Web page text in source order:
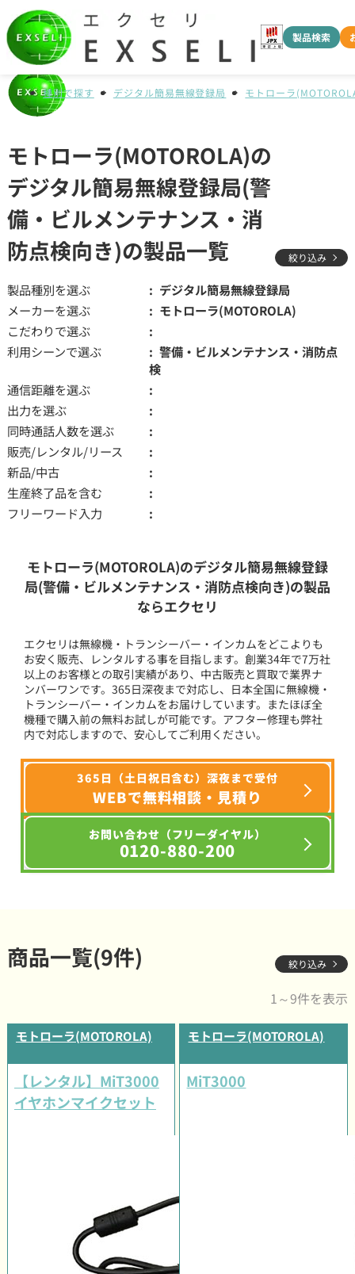
製品検索
種別で探す デジタル簡易無線登録局 モトローラ
モトローラ(MOTOROLA)の
デジタル簡易無線登録局(警
備・ビルメンテナンス・消
防点検向き)の製品一覧
絞り込み
製品種別を選ぶ
デジタル簡易無線登録局
メーカーを選ぶ
モトローラ(MOTOROLA)
こだわりで選ぶ
利用シーンで選ぶ
警備・ビルメンテナンス・消防点
検
通信距離を選ぶ
出力を選ぶ
同時通話人数を選ぶ
販売/レンタル/リース
新品/中古
生産終了品を含む
フリーワード入力
モトローラ(MOTOROLA)のデジタル簡易無線登録
局(警備・ビルメンテナンス・消防点検向き)の製品
ならエクセリ
エクセリは無線機・トランシーバー・インカムをどこよりも
お安く販売、レンタルする事を目指します。創業34年で7万社
以上のお客様との取引実績があり、中古販売と買取で業界ナ
ンバーワンです。365日深夜まで対応し、日本全国に無線機・
トランシーバー・インカムをお届けしています。またほぼ全
機種で購入前の無料お試しが可能です。アフター修理も弊社
内で対応しますので、安心してご利用ください。
365日（土日祝日含む）深夜まで受付
WEBで無料相談・見積り
お問い合わせ（フリーダイヤル）
0120-880-200
商品一覧(9件) 絞り込み
1～9件を表示
モトローラ(MOTOROLA)
【レンタル】MiT3000
イヤホンマイクセット
モトローラ(MOTOROLA)
MiT3000